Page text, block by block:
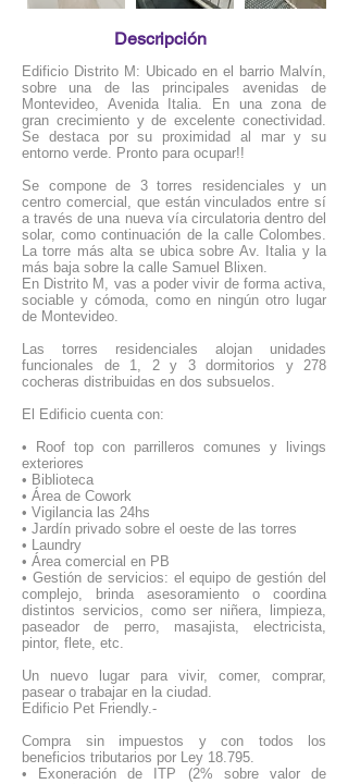
Descripción
Edificio Distrito M: Ubicado en el barrio Malvín,
sobre una de las principales avenidas de
Montevideo, Avenida Italia. En una zona de
gran crecimiento y de excelente conectividad.
Se destaca por su proximidad al mar y su
entorno verde. Pronto para ocupar!!
Se compone de 3 torres residenciales y un
centro comercial, que están vinculados entre sí
a través de una nueva vía circulatoria dentro del
solar, como continuación de la calle Colombes.
La torre más alta se ubica sobre Av. Italia y la
más baja sobre la calle Samuel Blixen.
En Distrito M, vas a poder vivir de forma activa,
sociable y cómoda, como en ningún otro lugar
de Montevideo.
Las torres residenciales alojan unidades
funcionales de 1, 2 y 3 dormitorios y 278
cocheras distribuidas en dos subsuelos.
El Edificio cuenta con:
• Roof top con parrilleros comunes y livings
exteriores
• Biblioteca
• Área de Cowork
• Vigilancia las 24hs
• Jardín privado sobre el oeste de las torres
• Laundry
• Área comercial en PB
• Gestión de servicios: el equipo de gestión del
complejo, brinda asesoramiento o coordina
distintos servicios, como ser niñera, limpieza,
paseador de perro, masajista, electricista,
pintor, flete, etc.
Un nuevo lugar para vivir, comer, comprar,
pasear o trabajar en la ciudad.
Edificio Pet Friendly.-
Compra sin impuestos y con todos los
beneficios tributarios por Ley 18.795.
• Exoneración de ITP (2% sobre valor de